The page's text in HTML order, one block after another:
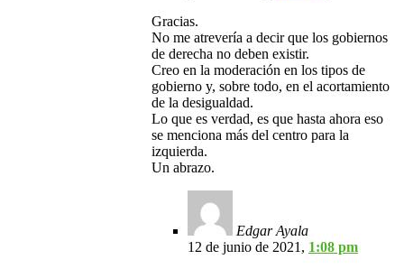
Gracias.
No me atrevería a decir que los gobiernos
de derecha no deben existir.
Creo en la moderación en los tipos de
gobierno y, sobre todo, en el acortamiento
de la desigualdad.
Lo que es verdad, es que hasta ahora eso
se menciona más del centro para la
izquierda.
Un abrazo.
Edgar Ayala
12 de junio de 2021, 1:08 pm